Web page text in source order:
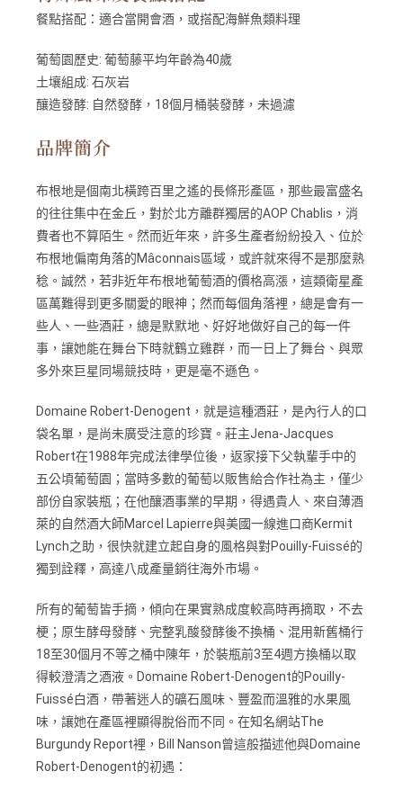
餐點搭配： 適合當開會酒，或搭配海鮮魚類料理
葡萄園歷史: 葡萄藤平均年齡為40歲
土壤組成: 石灰岩
釀造發酵: 自然發酵，18個月桶裝發酵，未過濾
品牌簡介
布根地是個南北橫跨百里之遙的長條形產區，那些最富盛名
的往往集中在金丘，對於北方離群獨居的AOP Chablis，消
費者也不算陌生。然而近年來，許多生產者紛紛投入、位於
布根地偏南角落的Mâconnais區域，或許就來得不是那麼熟
稔。誠然，若非近年布根地葡萄酒的價格高漲，這類衛星產
區萬難得到更多關愛的眼神；然而每個角落裡，總是會有一
些人、一些酒莊，總是默默地、好好地做好自己的每一件
事，讓她能在舞台下時就鶴立雞群，而一日上了舞台、與眾
多外來巨星同場競技時，更是毫不遜色。
Domaine Robert-Denogent，就是這種酒莊，是內行人的口
袋名單，是尚未廣受注意的珍寶。莊主Jena-Jacques
Robert在1988年完成法律學位後，返家接下父執輩手中的
五公頃葡萄園；當時多數的葡萄以販售給合作社為主，僅少
部份自家裝瓶；在他釀酒事業的早期，得遇貴人、來自薄酒
萊的自然酒大師Marcel Lapierre與美國一線進口商Kermit
Lynch之助，很快就建立起自身的風格與對Pouilly-Fuissé的
獨到詮釋，高達八成產量銷往海外市場。
所有的葡萄皆手摘，傾向在果實熟成度較高時再摘取，不去
梗；原生酵母發酵、完整乳酸發酵後不換桶、混用新舊桶行
18至30個月不等之桶中陳年，於裝瓶前3至4週方換桶以取
得較澄清之酒液。Domaine Robert-Denogent的Pouilly-
Fuissé白酒，帶著迷人的礦石風味、豐盈而溫雅的水果風
味，讓她在產區裡顯得脫俗而不同。在知名網站The
Burgundy Report裡，Bill Nanson曾這般描述他與Domaine
Robert-Denogent的初遇：